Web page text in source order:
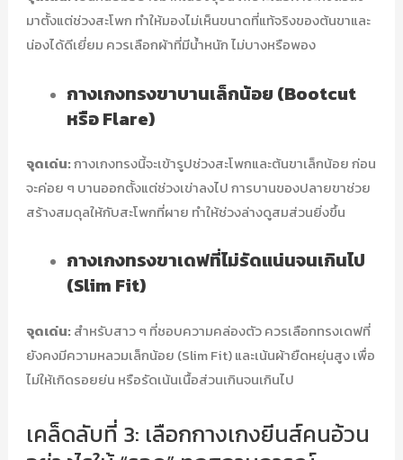
มาตั้งแต่ช่วงสะโพก ทำให้มองไม่เห็นขนาดที่แท้จริงของต้นขาและ
น่องได้ดีเยี่ยม ควรเลือกผ้าที่มีน้ำหนัก ไม่บางหรือพอง
กางเกงทรงขาบานเล็กน้อย (Bootcut
หรือ Flare)
จุดเด่น:กางเกงทรงนี้จะเข้ารูปช่วงสะโพกและต้นขาเล็กน้อย ก่อน
จะค่อย ๆ บานออกตั้งแต่ช่วงเข่าลงไป การบานของปลายขาช่วย
สร้างสมดุลให้กับสะโพกที่ผาย ทำให้ช่วงล่างดูสมส่วนยิ่งขึ้น
กางเกงทรงขาเดฟที่ไม่รัดแน่นจนเกินไป
(Slim Fit)
จุดเด่น: สำหรับสาว ๆ ที่ชอบความคล่องตัว ควรเลือกทรงเดฟที่
ยังคงมีความหลวมเล็กน้อย (Slim Fit) และเน้นผ้ายืดหยุ่นสูง เพื่อ
ไม่ให้เกิดรอยย่น หรือรัดเน้นเนื้อส่วนเกินจนเกินไป
เคล็ดลับที่ 3: เลือกกางเกงยีนส์คนอ้วน